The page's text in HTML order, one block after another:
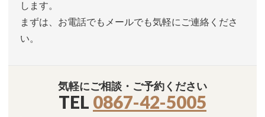
します。
まずは、お電話でもメールでも気軽にご連絡くださ
い。
気軽にご相談・ご予約ください
TEL 0867-42-5005